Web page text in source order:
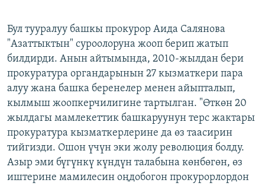
Бул тууралуу башкы прокурор Аида Салянова
"Азаттыктын" суроолоруна жооп берип жатып
билдирди. Анын айтымында, 2010-жылдан бери
прокуратура органдарынын 27 кызматкери пара
алуу жана башка беренелер менен айыпталып,
кылмыш жоопкерчилигине тартылган. "Өткөн 20
жылдагы мамлекеттик башкаруунун терс жактары
прокуратура кызматкерлерине да өз таасирин
тийгизди. Ошон үчүн эки жолу революция болду.
Азыр эми бүгүнкү күндүн талабына көнбөгөн, өз
иштерине мамилесин оңдобогон прокурорлордон